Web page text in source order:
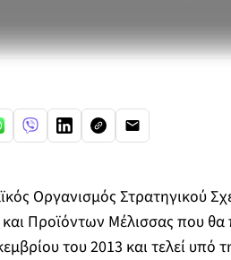
Οργανισμός Στρατηγικού
Προϊόντων Μέλισσας που
του 2013 και τελεί υπό